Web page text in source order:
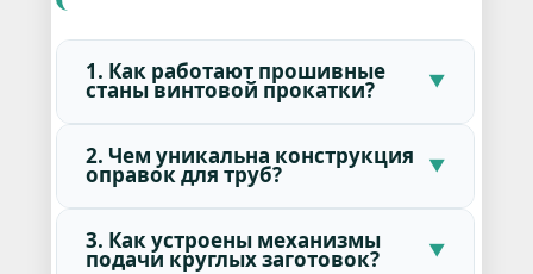
1. Как работают прошивные
станы винтовой прокатки?
2. Чем уникальна конструкция
оправок для труб?
3. Как устроены механизмы
подачи круглых заготовок?